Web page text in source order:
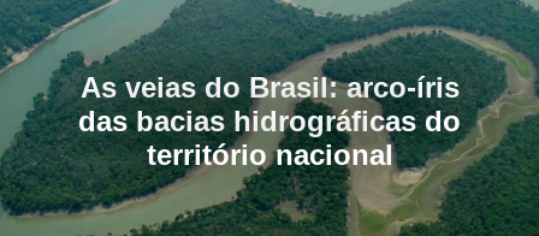
As veias do Brasil: arco-íris
das bacias hidrográficas do
território nacional